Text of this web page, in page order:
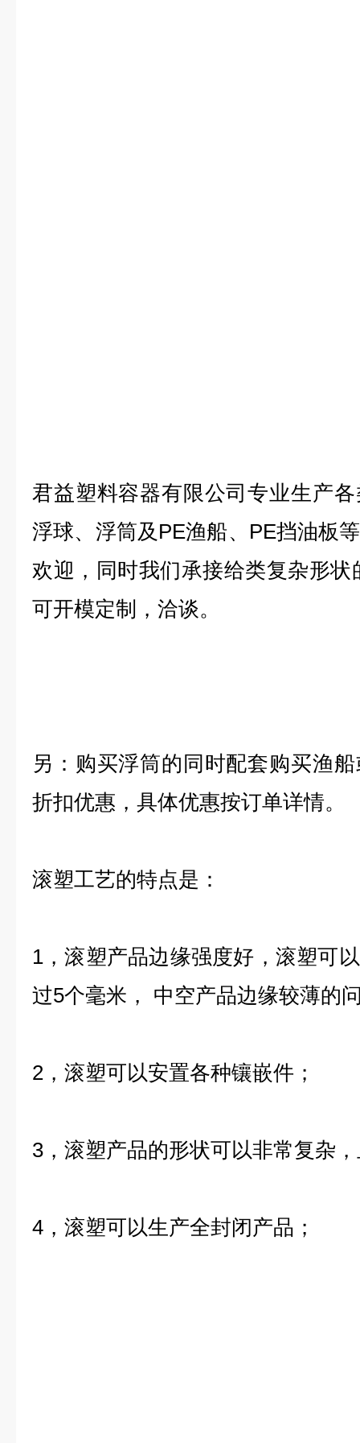
君益塑料容器有限公司专业生产
浮球、浮筒及PE渔船、PE挡油板
欢迎，同时我们承接给类复杂形
可开模定制，洽谈。
另：购买浮筒的同时配套购买渔
折扣优惠，具体优惠按订单详情。
滚塑工艺的特点是：
1，滚塑产品边缘强度好，滚塑可
过5个毫米， 中空产品边缘较薄的
2，滚塑可以安置各种镶嵌件；
3，滚塑产品的形状可以非常复杂
4，滚塑可以生产全封闭产品；